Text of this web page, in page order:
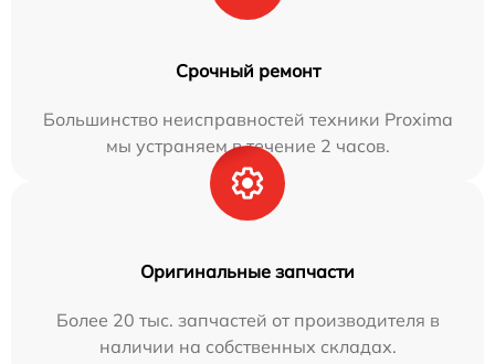
Срочный ремонт
Большинство неисправностей техники Proxima
мы устраняем в течение 2 часов.
Оригинальные запчасти
Более 20 тыс. запчастей от производителя в
наличии на собственных складах.